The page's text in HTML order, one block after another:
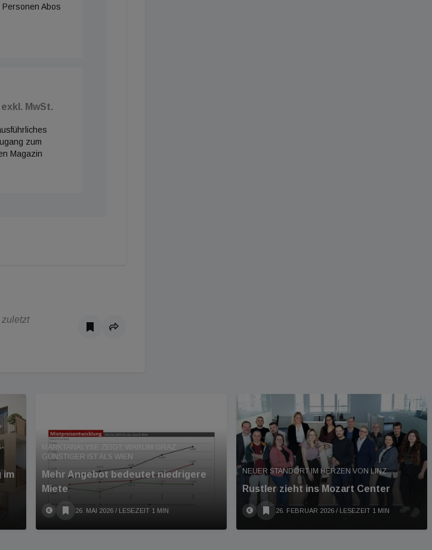
Abos
MwSt.
zum
Magazin
im
MARKTANALYSE ZEIGT, WARUM GRAZ
GÜNSTIGER IST ALS WIEN
Mehr Angebot bedeutet niedrigere
Miete
26. MAI 2026 / LESEZEIT 1 MIN
NEUER STANDORT IM HERZEN VON LINZ
Rustler zieht ins Mozart Center
26. FEBRUAR 2026 / LESEZEIT 1 MIN